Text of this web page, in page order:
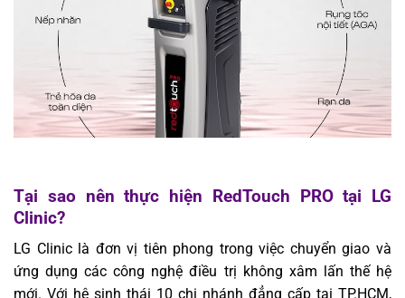
Tại sao nên thực hiện RedTouch PRO tại LG
Clinic?
LG Clinic là đơn vị tiên phong trong việc chuyển giao và
ứng dụng các công nghệ điều trị không xâm lấn thế hệ
mới. Với hệ sinh thái 10 chi nhánh đẳng cấp tại TP.HCM,